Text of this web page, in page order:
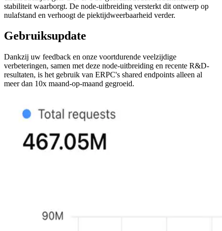
stabiliteit waarborgt. De node-uitbreiding versterkt dit ontwerp op
nulafstand en verhoogt de piektijdweerbaarheid verder.
Gebruiksupdate
Dankzij uw feedback en onze voortdurende veelzijdige
verbeteringen, samen met deze node-uitbreiding en recente R&D-
resultaten, is het gebruik van ERPC's shared endpoints alleen al
meer dan 10x maand-op-maand gegroeid.